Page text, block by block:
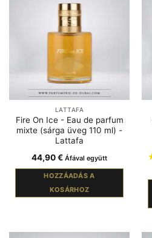
LATTAFA
Fire On Ice - Eau de parfum
mixte (sárga üveg 110 ml) -
Lattafa
44,90€ Áfával együtt
HOZZÁADÁS A
KOSÁRHOZ